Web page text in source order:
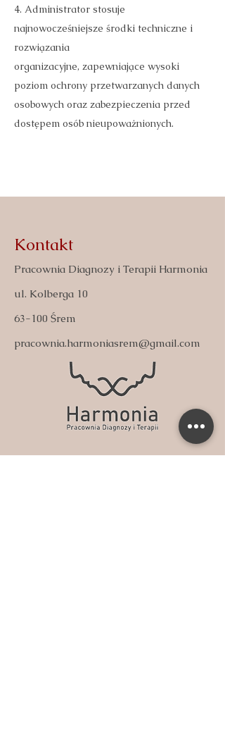
4. Administrator stosuje
najnowocześniejsze środki techniczne i
rozwiązania
organizacyjne, zapewniające wysoki
poziom ochrony przetwarzanych danych
osobowych oraz zabezpieczenia przed
dostępem osób nieupoważnionych.
Kontakt
Pracownia Diagnozy i Terapii Harmonia
ul. Kolberga 10
63-100 Śrem
pracownia.harmoniasrem@gmail.com